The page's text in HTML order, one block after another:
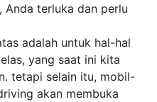
Anda terluka dan perlu
adalah untuk hal-hal
yang saat ini kita
tetapi selain itu, mobil-
akan membuka